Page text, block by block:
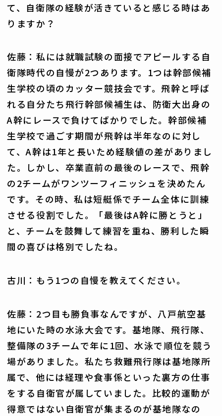
て、自衛隊の経験が活きていると感じる時はあ
りますか？
佐藤：私には就職試験の面接でアピールする自
衛隊時代の自慢が2つあります。1つは幹部候補
生学校の頃のカッター競技会です。飛幹と呼ば
れる自分たち飛行幹部候補生は、防衛大出身の
A幹にレースで負けてばかりでした。幹部候補
生学校で過ごす期間が飛幹は半年なのに対し
て、A幹は1年と長いため経験値の差がありまし
た。しかし、卒業直前の最後のレースで、飛幹
の2チームがワンツーフィニッシュを決めたん
です。その時、私は短艇係でチーム全体に訓練
させる役割でした。「最後はA幹に勝とうと」
と、チームを鼓舞して練習を重ね、勝利した瞬
間の喜びは格別でしたね。
古川：もう1つの自慢を教えてください。
佐藤：2つ目も勝負事なんですが、八戸航空基
地にいた時の水泳大会です。基地隊、飛行隊、
整備隊の3チームで年に1回、水泳で順位を競う
場がありました。私たち救難飛行隊は基地隊所
属で、他には経理や食事係といった裏方の仕事
をする自衛官が属していました。比較的運動が
得意ではない自衛官が集まるのが基地隊なの